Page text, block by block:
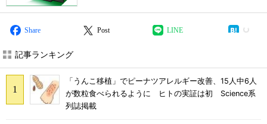
Share Post LINE
記事ランキング
「うんこ移植」でピーナツアレルギー改善、15人中6人
が数粒食べられるように ヒトの実証は初 Science系
列誌掲載